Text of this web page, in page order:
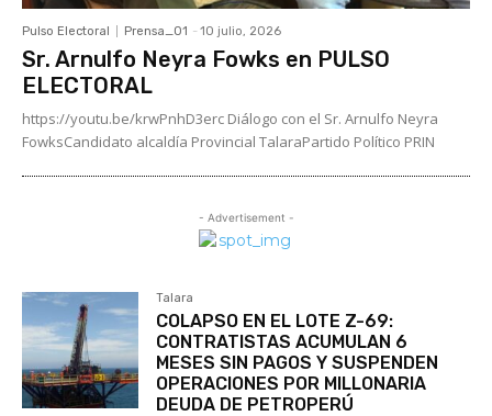
Pulso Electoral Prensa_01 - 10 julio, 2026
Sr. Arnulfo Neyra Fowks en PULSO
ELECTORAL
https://youtu.be/krwPnhD3erc Diálogo con el Sr. Arnulfo Neyra
FowksCandidato alcaldía Provincial TalaraPartido Político PRIN
- Advertisement -
Talara
COLAPSO EN EL LOTE Z-69:
CONTRATISTAS ACUMULAN 6
MESES SIN PAGOS Y SUSPENDEN
OPERACIONES POR MILLONARIA
DEUDA DE PETROPERÚ